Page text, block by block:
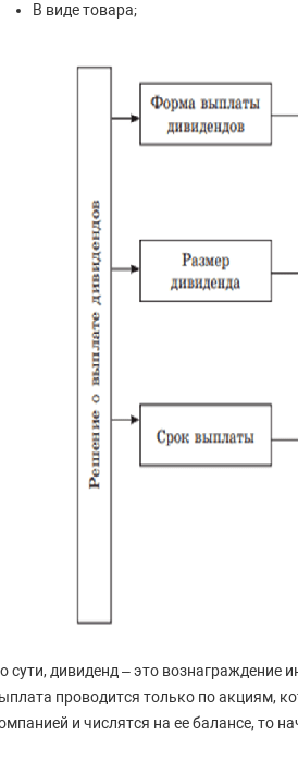
В виде товара;
сути, дивиденд – это вознаграждение
проводится только по акциям,
и числятся на ее балансе, то